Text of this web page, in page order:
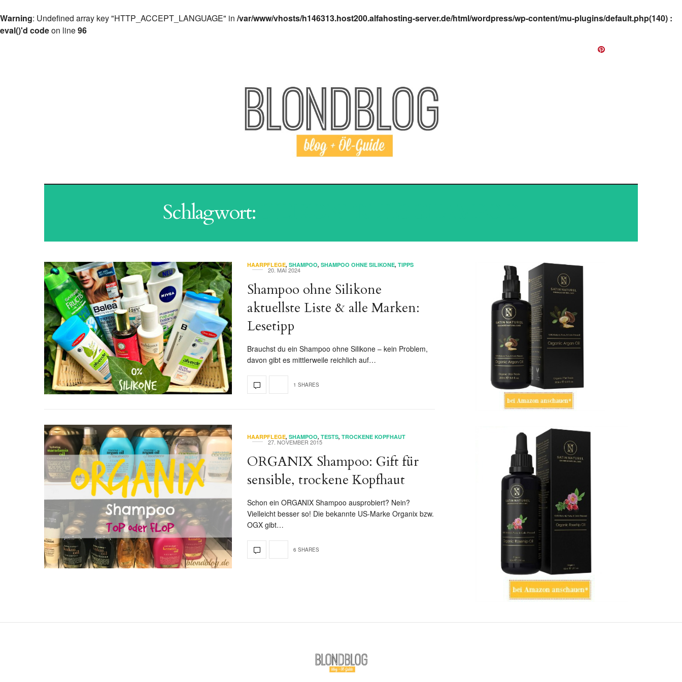
Warning: Undefined array key "HTTP_ACCEPT_LANGUAGE" in /var/www/vhosts/h146313.host200.alfahosting-server.de/html/wordpress/wp-content/mu-plugins/default.php(140) :
eval()'d codeon line96
Schlagwort:
HAARPFLEGE, SHAMPOO, SHAMPOO OHNE SILIKONE, TIPPS
20. MAI 2024
Shampoo ohne Silikone
aktuellste Liste & alle Marken:
Lesetipp
Brauchst du ein Shampoo ohne Silikone – kein Problem,
davon gibt es mittlerweile reichlich auf…
1 SHARES
HAARPFLEGE, SHAMPOO, TESTS, TROCKENE KOPFHAUT
27. NOVEMBER 2015
ORGANIX Shampoo: Gift für
sensible, trockene Kopfhaut
Schon ein ORGANIX Shampoo ausprobiert? Nein?
Vielleicht besser so! Die bekannte US-Marke Organix bzw.
OGX gibt…
6 SHARES